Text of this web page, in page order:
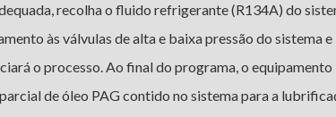
recolha o fluido refrigerante (R134A) do
às válvulas de alta e baixa pressão do sistema e
o processo. Ao final do programa, o equipamento
de óleo PAG contido no sistema para a